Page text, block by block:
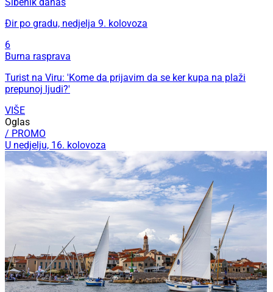
Đir po gradu, nedjelja 9. kolovoza
6
Burna rasprava
Turist na Viru: 'Kome da prijavim da se ker kupa na plaži
prepunoj ljudi?'
VIŠE
Oglas
/ PROMO
U nedjelju, 16. kolovoza